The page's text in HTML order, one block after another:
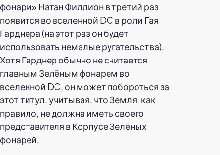
фонари» Натан Филлион в третий раз
появится во вселенной DC в роли Гая
Гарднера (на этот раз он будет
использовать немалые ругательства).
Хотя Гарднер обычно не считается
главным Зелёным фонарем во
вселенной DC, он может побороться за
этот титул, учитывая, что Земля, как
правило, не должна иметь своего
представителя в Корпусе Зелёных
фонарей.